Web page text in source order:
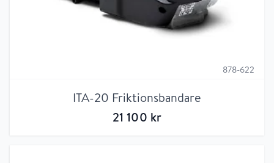
878-622
ITA-20 Friktionsbandare
21 100 kr